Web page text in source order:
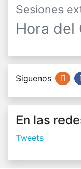
Sesiones
Hora del
Siguenos
En las
Tweets